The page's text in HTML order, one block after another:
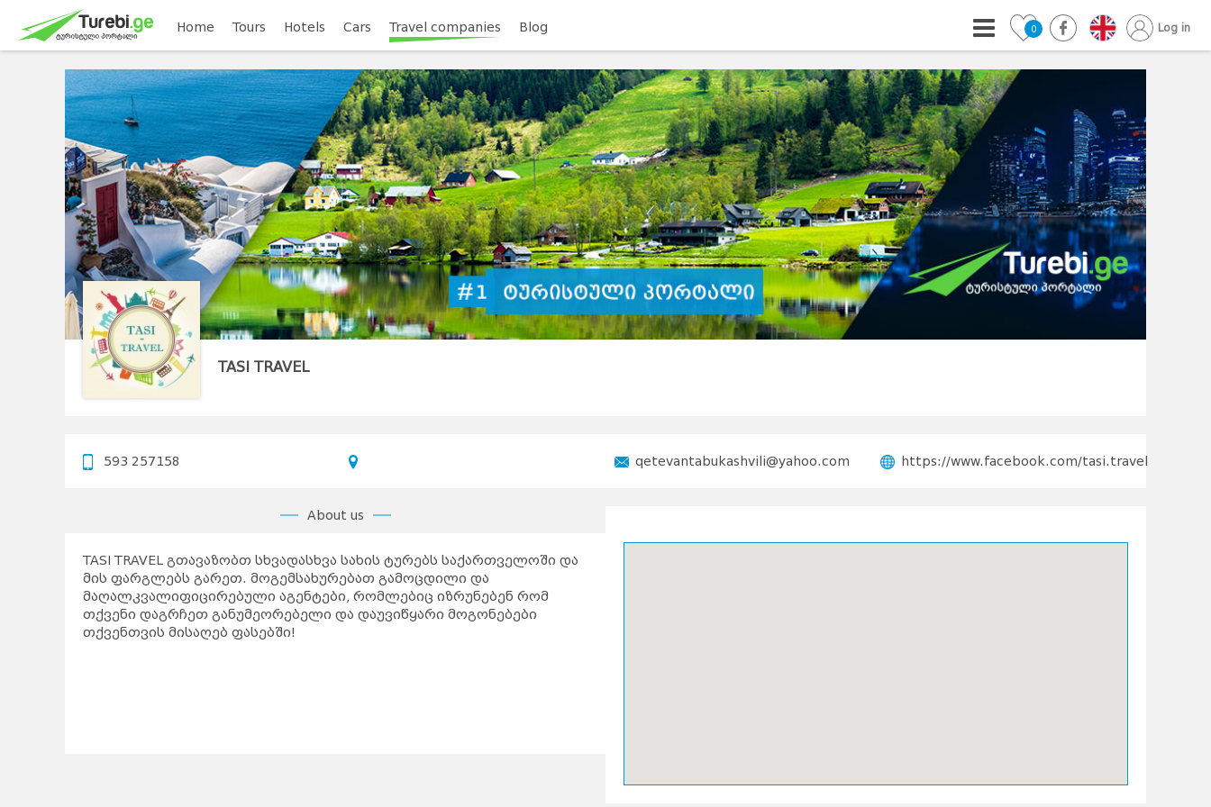
Home Tours Hotels Cars Travel companies Blog 0 Log in
TASI TRAVEL
593 257158 qetevantabukashvili@yahoo.com https://www.facebook.com/tasi.travel
About us
TASI TRAVEL გთავაზობთ სხვადასხვა სახის ტურებს საქართველოში და
მის ფარგლებს გარეთ. მოგემსახურებათ გამოცდილი და
მაღალკვალიფიცირებული აგენტები, რომლებიც იზრუნებენ რომ
თქვენი დაგრჩეთ განუმეორებელი და დაუვიწყარი მოგონებები
თქვენთვის მისაღებ ფასებში!